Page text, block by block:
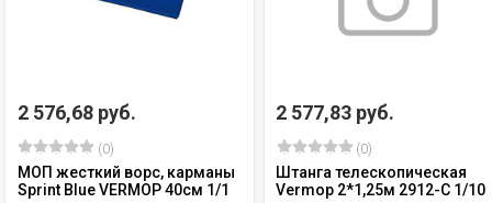
2 576,68 руб.
(0)
МОП жесткий ворс, карманы
Sprint Blue VERMOP 40см 1/1
2 577,83 руб.
(0)
Штанга телескопическая
Vermop 2*1,25м 2912-С 1/10